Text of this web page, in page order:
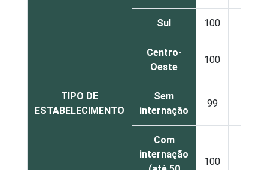
Sul 100
Centro-
Oeste
100
TIPO DE
ESTABELECIMENTO
Sem
internação
99
Com
internação
(até 50
100